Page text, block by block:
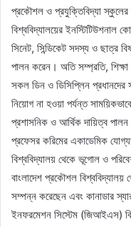
প্রকৌশল ও প্রযুক্তিবিদ্যা স্কুলের
বিশ্ববিদ্যালয়ের ইনস্টিটিউশনাল
সিনেট, সিন্ডিকেট সদস্য ও ছাত্র
পালন করেন। অতি সম্প্রতি, শিক্ষা
সকল ডিন ও ডিসিপ্লিন প্রধানদের
নিয়োগ না হওয়া পর্যন্ত
প্রশাসনিক ও আর্থিক দায়িত্ব
প্রফেসর করিমের একাডেমিক
বিশ্ববিদ্যালয় থেকে ভূগোল ও
বাংলাদেশ প্রকৌশল বিশ্ববিদ্যালয়
সম্পন্ন করেছেন এবং কানাডার
ইনফরমেশন সিস্টেম (জিআইএস)